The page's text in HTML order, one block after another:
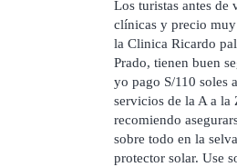
Los turistas antes de
clínicas y precio muy
la Clinica Ricardo
Prado, tienen buen
yo pago S/110 soles
servicios de la A a la
recomiendo
sobre todo en la
protector solar. Use